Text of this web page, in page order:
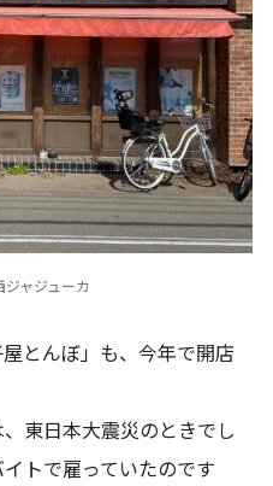
ャジューカ
とんぼ」も、今年で開店
、東日本大震災のときでし
トで雇っていたのです